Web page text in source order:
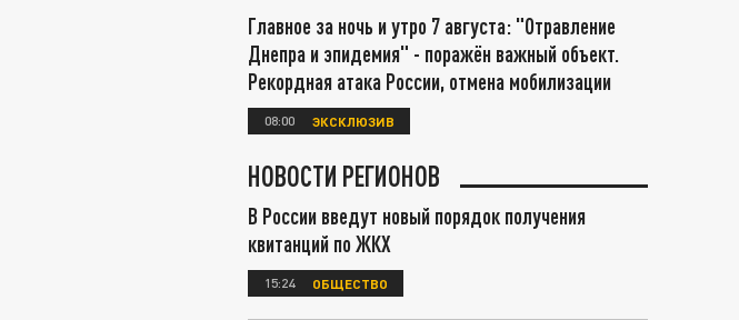
Главное за ночь и утро 7 августа: "Отравление
Днепра и эпидемия" - поражён важный объект.
Рекордная атака России, отмена мобилизации
08:00 ЭКСКЛЮЗИВ
НОВОСТИ РЕГИОНОВ
В России введут новый порядок получения
квитанций по ЖКХ
15:24 ОБЩЕСТВО